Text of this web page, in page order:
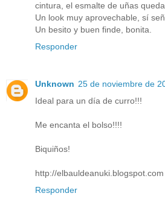
cintura, el esmalte de uñas
Un look muy aprovechable, sí
Un besito y buen finde, bonita.
Responder
Unknown 25 de noviembre de
Ideal para un día de curro!!!
Me encanta el bolso!!!!
Biquiños!
http://elbauldeanuki.blogspot.com
Responder